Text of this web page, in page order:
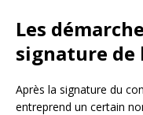
Les
signature de
Après la signature du
entreprend un certain